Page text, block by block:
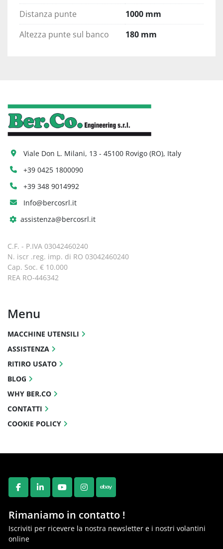
Distanza punte
1000 mm
Altezza punte sul banco
180 mm
FACEBOOK
LINKEDINYOUTUBEINSTAGRAM
EBAY
Rimaniamo in contatto !
Iscriviti per ricevere la nostra newsletter e i nostri volantini
online
Viale Don L. Milani, 13 - 45100 Rovigo (RO), Italy
+39 0425 1800090
+39 348 9014992
Info@bercosrl.it
assistenza@bercosrl.it
C.F. - P.IVA 03042460240
N. iscr .reg. imp. di RO 03042460240
Cap. Soc. € 10.000
REA RO-446342
Menu
MACCHINE UTENSILI
ASSISTENZA
RITIRO USATO
BLOG
WHY BER.CO
CONTATTI
COOKIE POLICY